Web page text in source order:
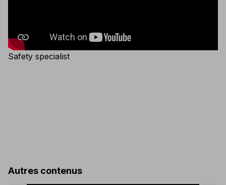
Safety specialist
Autres contenus